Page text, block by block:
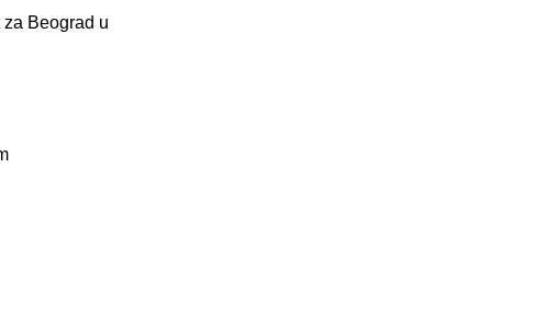
Beograd u